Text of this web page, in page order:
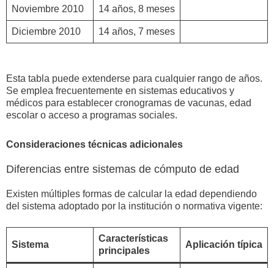
Noviembre 2010 14 años, 8 meses
Diciembre 2010 14 años, 7 meses
Esta tabla puede extenderse para cualquier rango de años.
Se emplea frecuentemente en sistemas educativos y
médicos para establecer cronogramas de vacunas, edad
escolar o acceso a programas sociales.
Consideraciones técnicas adicionales
Diferencias entre sistemas de cómputo de edad
Existen múltiples formas de calcular la edad dependiendo
del sistema adoptado por la institución o normativa vigente:
Sistema
Características
principales
Aplicación típica